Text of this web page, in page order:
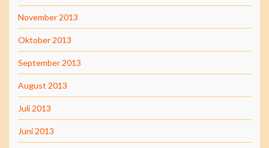
November 2013
Oktober 2013
September 2013
August 2013
Juli 2013
Juni 2013